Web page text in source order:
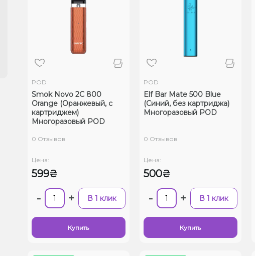
POD
Smok Novo 2C 800
Orange (Оранжевый, с
картриджем)
Многоразовый POD
0 Отзывов
Цена:
599₴
- + В 1 клик
Купить
POD
Elf Bar Mate 500 Blue
(Синий, без картриджа)
Многоразовый POD
0 Отзывов
Цена:
500₴
- + В 1 клик
Купить